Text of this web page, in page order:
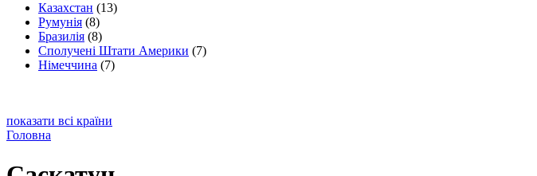
Казахстан (13)
Румунія (8)
Бразилія (8)
Сполучені Штати Америки (7)
Німеччина (7)
показати всі країни
Головна